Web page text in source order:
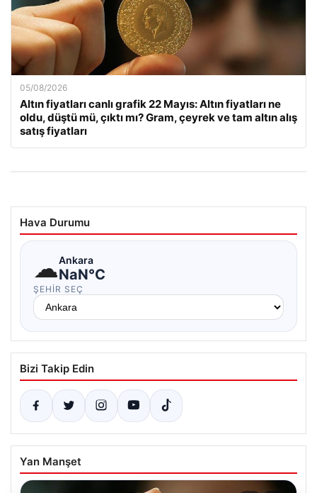
05/08/2026
Altın fiyatları canlı grafik 22 Mayıs: Altın fiyatları ne
oldu, düştü mü, çıktı mı? Gram, çeyrek ve tam altın alış
satış fiyatları
Hava Durumu
☁Ankara
NaN°C
ŞEHIR SEÇ
Bizi Takip Edin
Yan Manşet